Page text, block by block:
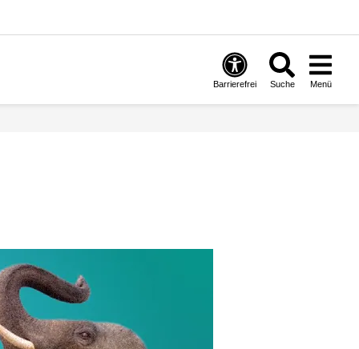
Barrierefrei Suche Menü